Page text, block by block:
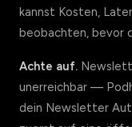
kannst Kosten,
beobachten, bevor
Achte auf.
unerreichbar —
dein Newsletter